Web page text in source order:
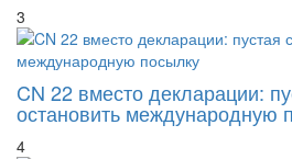
3
CN 22 вместо декларации:
остановить международную
4